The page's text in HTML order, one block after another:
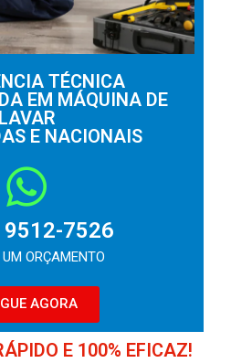
TÉCNICA
EM MÁQUINA DE
LAVAR
E NACIONAIS
7526
ORÇAMENTO
AGORA
E 100% EFICAZ!